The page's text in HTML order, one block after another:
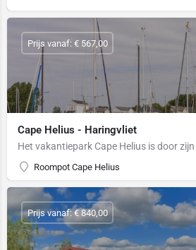
Cape Helius - Haringvliet
Roompot Cape Helius
Prijs vanaf: € 567,00
Prijs vanaf: € 840,00